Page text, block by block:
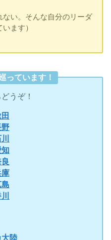
い。そんな自分のリーダ
ます）
っています！
うぞ！
野
庫
島
大陸